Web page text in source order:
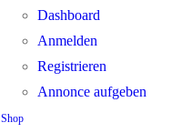
Dashboard
Anmelden
Registrieren
Annonce aufgeben
Shop